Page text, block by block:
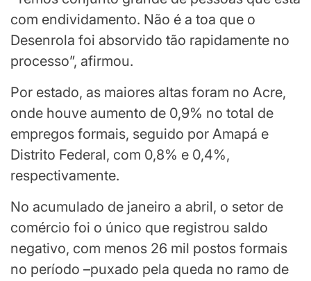
com endividamento. Não é a toa que o
Desenrola foi absorvido tão rapidamente no
processo”, afirmou.
Por estado, as maiores altas foram no Acre,
onde houve aumento de 0,9% no total de
empregos formais, seguido por Amapá e
Distrito Federal, com 0,8% e 0,4%,
respectivamente.
No acumulado de janeiro a abril, o setor de
comércio foi o único que registrou saldo
negativo, com menos 26 mil postos formais
no período –puxado pela queda no ramo de